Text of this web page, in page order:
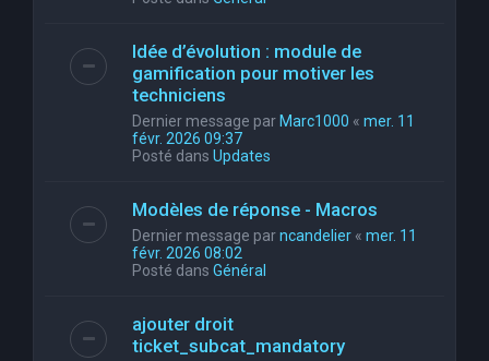
Idée d’évolution : module de
gamification pour motiver les
techniciens
Dernier message par Marc1000 « mer. 11
févr. 2026 09:37
Posté dans Updates
Modèles de réponse - Macros
Dernier message parncandelier « mer. 11
févr. 2026 08:02
Posté dans Général
ajouter droit
ticket_subcat_mandatory